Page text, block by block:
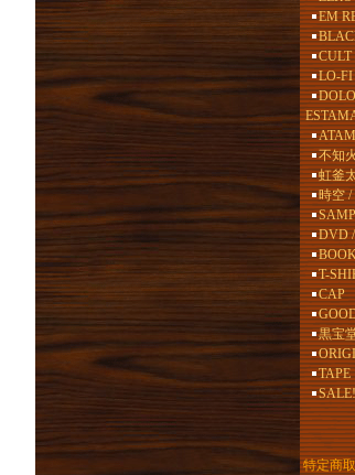
EM
CULT
LO-FI
不知
虹釜
時空 /
DVD
T-
CAP
黒宝
TAPE
特定商